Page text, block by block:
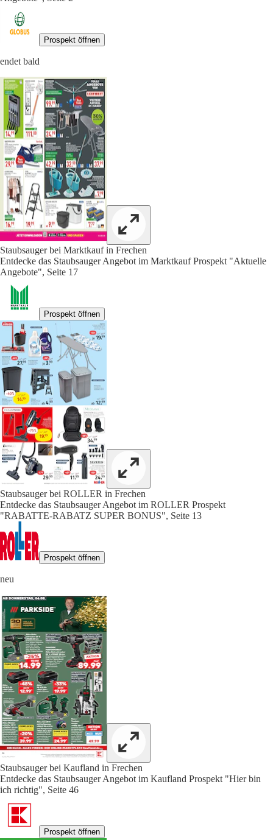
Prospekt öffnen
endet bald
Staubsauger bei Marktkauf in Frechen
Entdecke das Staubsauger Angebot im Marktkauf Prospekt "Aktuelle
Angebote", Seite 17
Prospekt öffnen
Staubsauger bei ROLLER in Frechen
Entdecke das Staubsauger Angebot im ROLLER Prospekt
"RABATTE-RABATZ SUPER BONUS", Seite 13
Prospekt öffnen
neu
Staubsauger bei Kaufland in Frechen
Entdecke das Staubsauger Angebot im Kaufland Prospekt "Hier bin
ich richtig", Seite 46
Prospekt öffnen